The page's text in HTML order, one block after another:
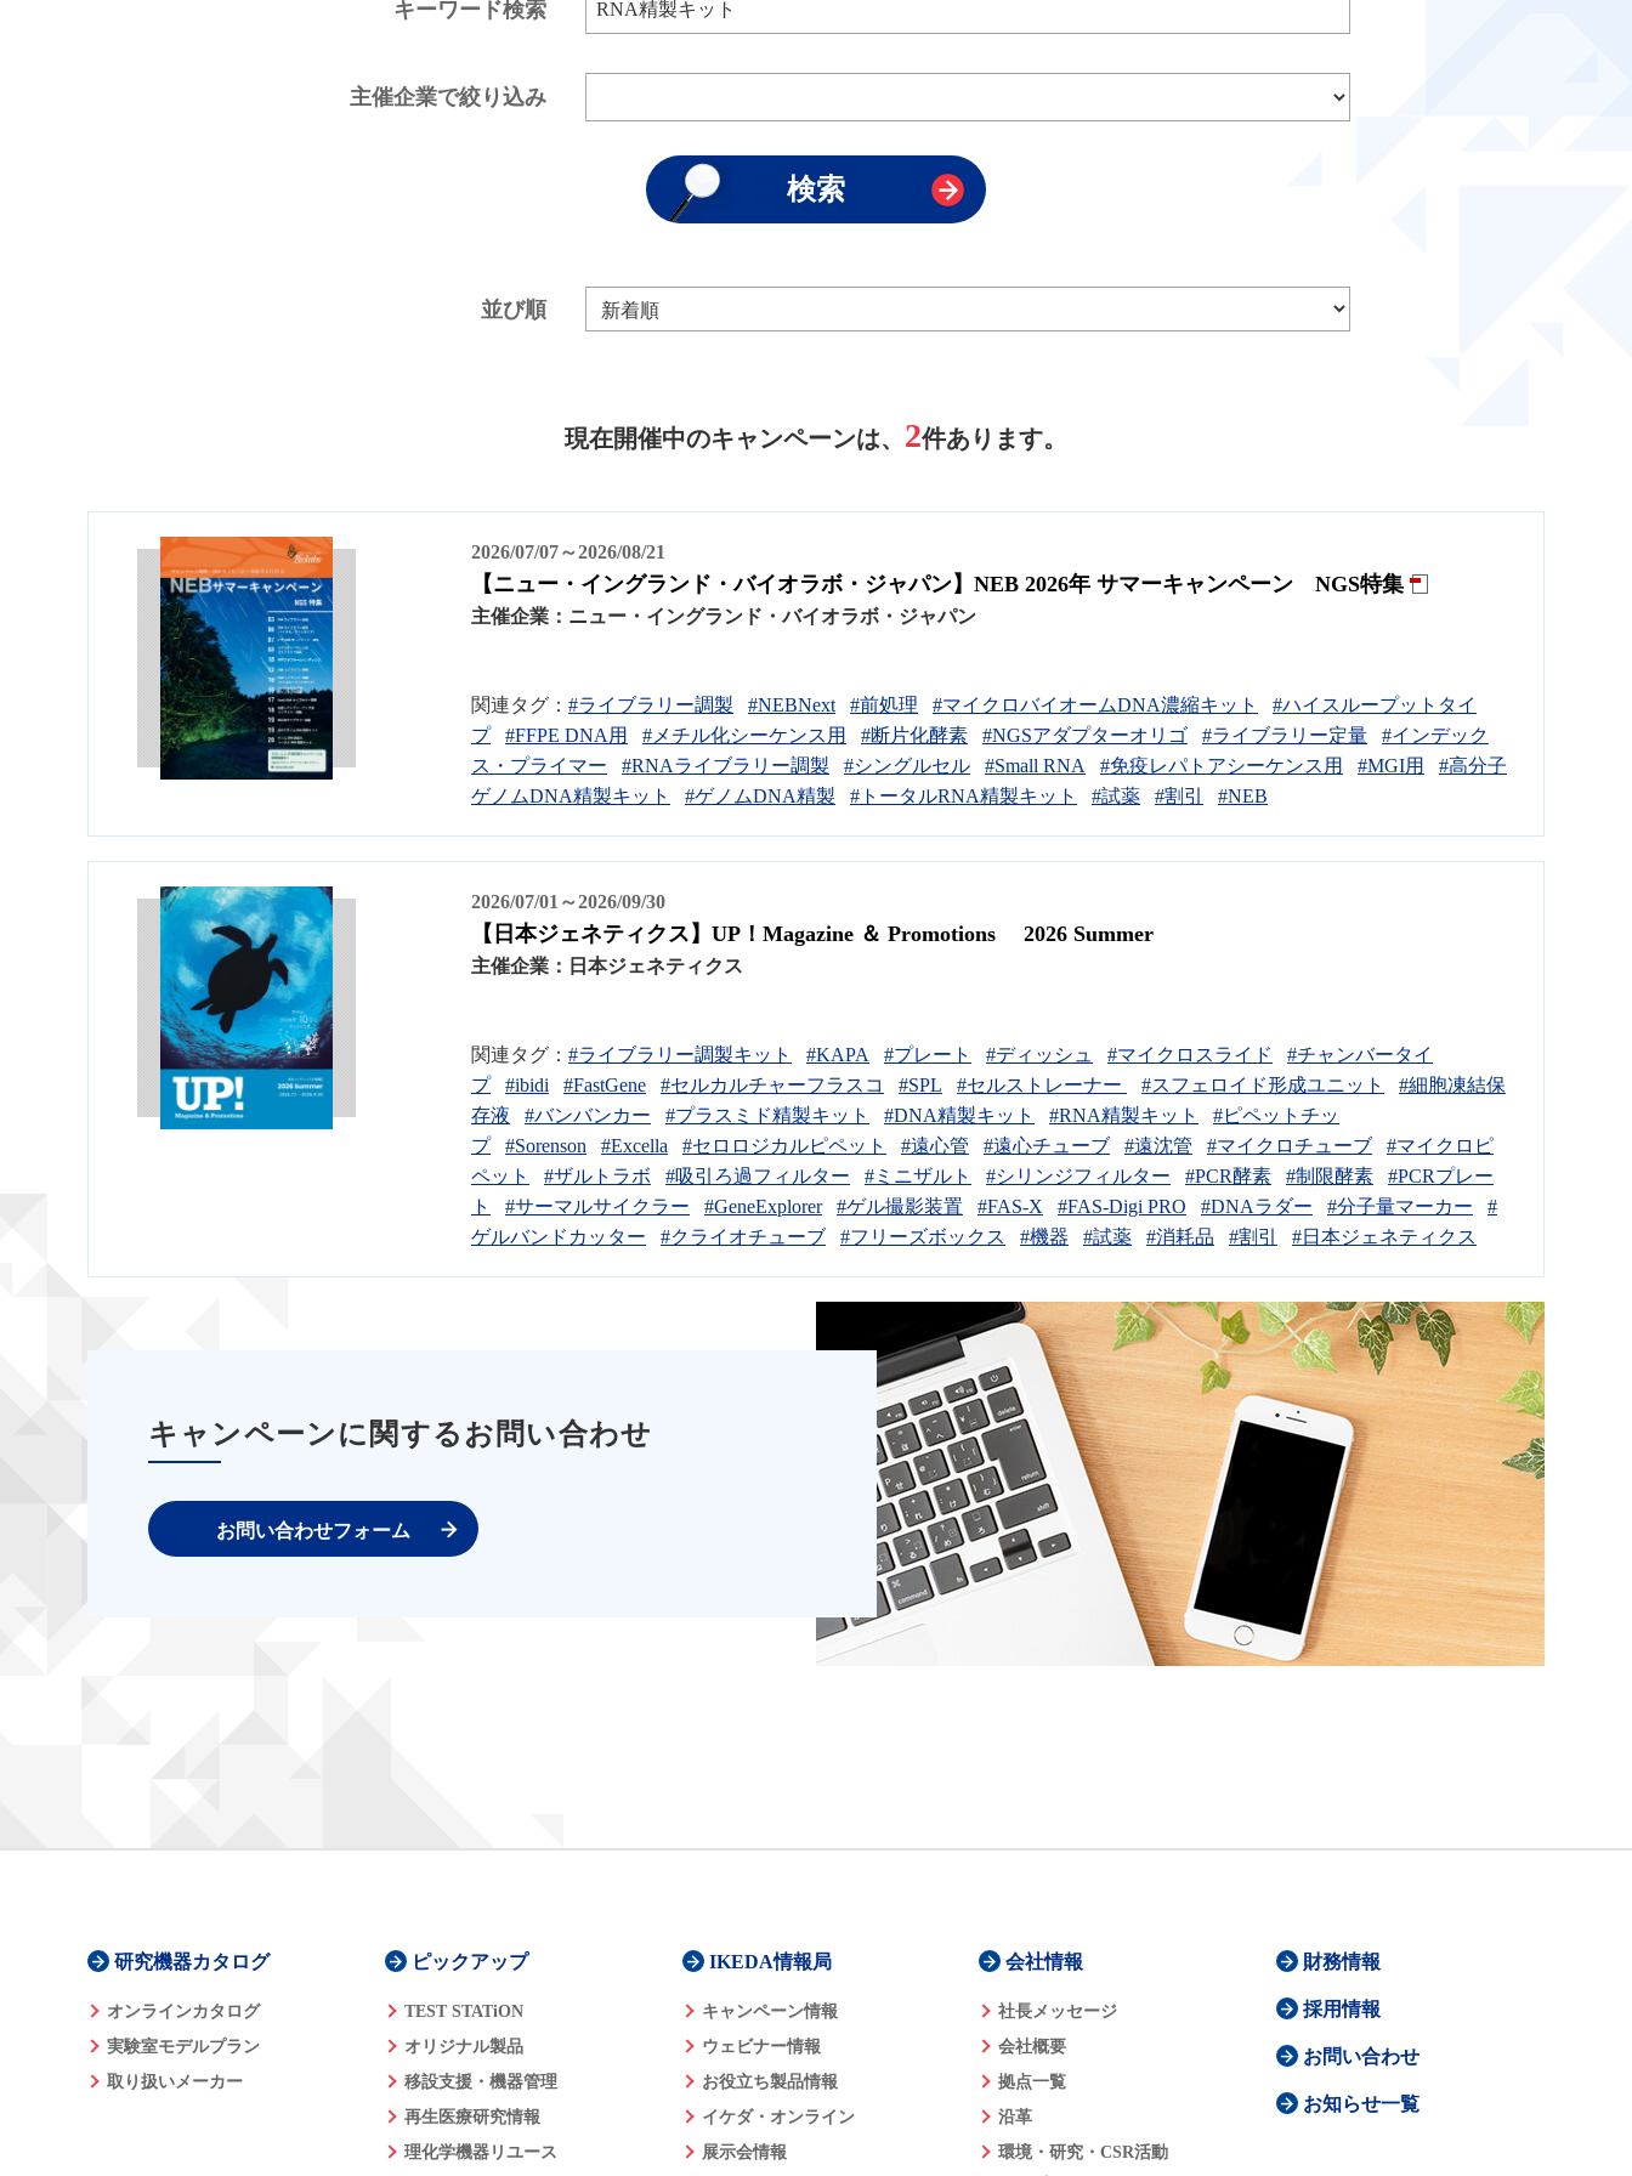
キーワード検索
主催企業で絞り込み
並び順
現在開催中のキャンペーンは、 2件あります。
2026/07/07～2026/08/21
【ニュー・イングランド・バイオラボ・ジャパン】NEB 2026年 サマーキャンペーン NGS特集
主催企業： ニュー・イングランド・バイオラボ・ジャパン
関連タグ： #ライブラリー調製 #NEBNext #前処理 #マイクロバイオームDNA濃縮キット
#ハイスループットタイ
プ
#FFPE DNA用 #メチル化シーケンス用 #断片化酵素 #NGSアダプターオリゴ #ライブラリー定量
#インデック
ス・プライマー
#RNAライブラリー調製 #シングルセル #Small RNA #免疫レパトアシーケンス用 #MGI用
#高分子
ゲノムDNA精製キット
#ゲノムDNA精製 #トータルRNA精製キット #試薬 #割引 #NEB
2026/07/01～2026/09/30
【日本ジェネティクス】UP！Magazine ＆ Promotions 2026 Summer
主催企業： 日本ジェネティクス
関連タグ： #ライブラリー調製キット #KAPA #プレート #ディッシュ #マイクロスライド
#チャンバータイ
プ
#ibidi #FastGene #セルカルチャーフラスコ #SPL #セルストレーナー #スフェロイド形成ユニット
#細胞凍結保
存液
#バンバンカー #プラスミド精製キット #DNA精製キット #RNA精製キット
#ピペットチッ
プ
#Sorenson #Excella #セロロジカルピペット #遠心管 #遠心チューブ #遠沈管 #マイクロチューブ
#マイクロピ
ペット
#ザルトラボ #吸引ろ過フィルター #ミニザルト #シリンジフィルター #PCR酵素 #制限酵素
#PCRプレー
ト
#サーマルサイクラー #GeneExplorer #ゲル撮影装置 #FAS-X #FAS-Digi PRO #DNAラダー #分子量マーカー
#
ゲルバンドカッター
#クライオチューブ #フリーズボックス #機器 #試薬 #消耗品 #割引 #日本ジェネティクス
キャンペーンに関するお問い合わせ
お問い合わせフォーム
研究機器カタログ
オンラインカタログ
実験室モデルプラン
取り扱いメーカー
ピックアップ
TEST STATiON
オリジナル製品
移設支援・機器管理
再生医療研究情報
理化学機器リユース
IKEDA情報局
キャンペーン情報
ウェビナー情報
お役立ち製品情報
イケダ・オンライン
展示会情報
会社情報
社長メッセージ
会社概要
拠点一覧
沿革
環境・研究・CSR活動
財務情報
採用情報
お問い合わせ
お知らせ一覧